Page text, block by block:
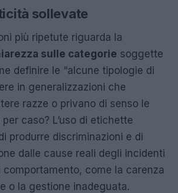
sollevate
più ripetute riguarda la
sulle categorie soggette
definire le “alcune tipologie di
in generalizzazioni che
razze o privano di senso le
caso? L’uso di etichette
produrre discriminazioni e di
dalle cause reali degli incidenti
comportamento, come la carenza
o la gestione inadeguata.